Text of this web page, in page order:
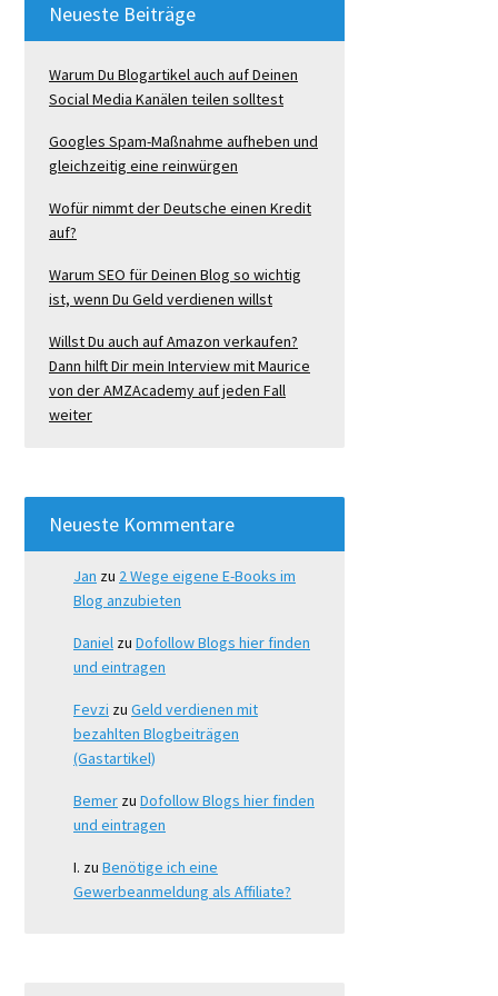
Neueste Beiträge
Warum Du Blogartikel auch auf Deinen
Social Media Kanälen teilen solltest
Googles Spam-Maßnahme aufheben und
gleichzeitig eine reinwürgen
Wofür nimmt der Deutsche einen Kredit
auf?
Warum SEO für Deinen Blog so wichtig
ist, wenn Du Geld verdienen willst
Willst Du auch auf Amazon verkaufen?
Dann hilft Dir mein Interview mit Maurice
von der AMZAcademy auf jeden Fall
weiter
Neueste Kommentare
Jan zu 2 Wege eigene E-Books im
Blog anzubieten
Daniel zu Dofollow Blogs hier finden
und eintragen
Fevzi zu Geld verdienen mit
bezahlten Blogbeiträgen
(Gastartikel)
Bemer zu Dofollow Blogs hier finden
und eintragen
I. zu Benötige ich eine
Gewerbeanmeldung als Affiliate?